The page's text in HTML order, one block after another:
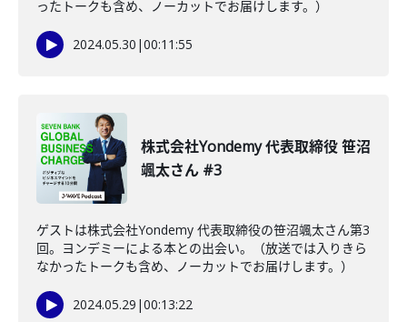
ったトークも含め、ノーカットでお届けします。）
2024.05.30 |00:11:55
株式会社Yondemy 代表取締役 笹沼
颯太さん #3
ゲストは株式会社Yondemy 代表取締役の笹沼颯太さん第3
回。ヨンデミーによる本との出会い。（放送では入りきら
なかったトークも含め、ノーカットでお届けします。）
2024.05.29 |00:13:22